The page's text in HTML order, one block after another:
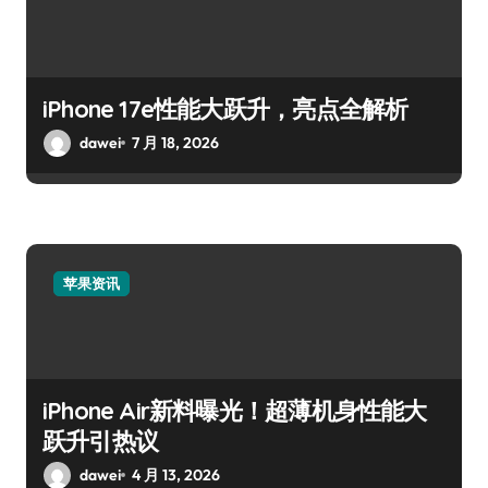
iPhone 17e性能大跃升，亮点全解析
dawei 7 月 18, 2026
苹果资讯
iPhone Air新料曝光！超薄机身性能大
跃升引热议
dawei 4 月 13, 2026